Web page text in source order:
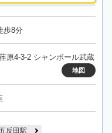
歩8分
原4-3-2 シャンボール武蔵
地図
反田駅